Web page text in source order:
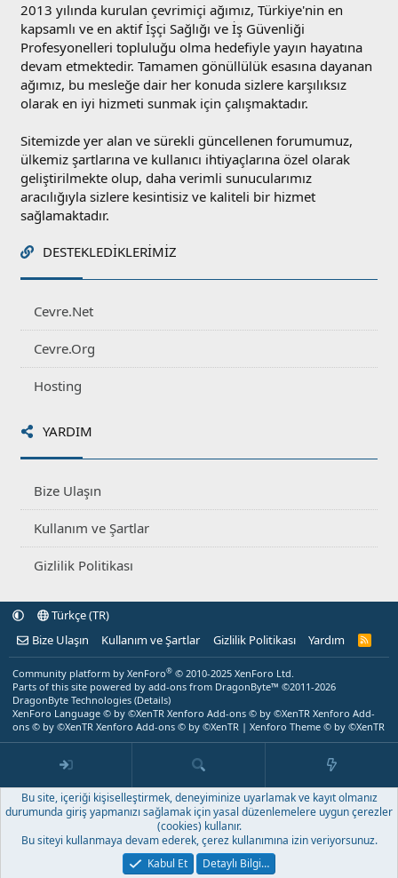
2013 yılında kurulan çevrimiçi ağımız, Türkiye'nin en
kapsamlı ve en aktif İşçi Sağlığı ve İş Güvenliği
Profesyonelleri topluluğu olma hedefiyle yayın hayatına
devam etmektedir. Tamamen gönüllülük esasına dayanan
ağımız, bu mesleğe dair her konuda sizlere karşılıksız
olarak en iyi hizmeti sunmak için çalışmaktadır.
Sitemizde yer alan ve sürekli güncellenen forumumuz,
ülkemiz şartlarına ve kullanıcı ihtiyaçlarına özel olarak
geliştirilmekte olup, daha verimli sunucularımız
aracılığıyla sizlere kesintisiz ve kaliteli bir hizmet
sağlamaktadır.
DESTEKLEDIKLERIMIZ
Cevre.Net
Cevre.Org
Hosting
YARDIM
Bize Ulaşın
Kullanım ve Şartlar
Gizlilik Politikası
Türkçe (TR)
Bize Ulaşın
Kullanım ve Şartlar Gizlilik Politikası Yardım
R
Community platform by XenForo® © 2010-2025 XenForo Ltd.
Parts of this site powered by add-ons from DragonByte™ ©2011-2026
DragonByte Technologies (Details)
XenForo Language © by ©XenTR Xenforo Add-ons © by ©XenTR Xenforo Add-
ons © by ©XenTR Xenforo Add-ons © by ©XenTR | Xenforo Theme © by ©XenTR
Bu site, içeriği kişiselleştirmek, deneyiminize uyarlamak ve kayıt olmanız
durumunda giriş yapmanızı sağlamak için yasal düzenlemelere uygun çerezler
(cookies) kullanır.
Bu siteyi kullanmaya devam ederek, çerez kullanımına izin veriyorsunuz.
Kabul Et
Detaylı Bilgi…